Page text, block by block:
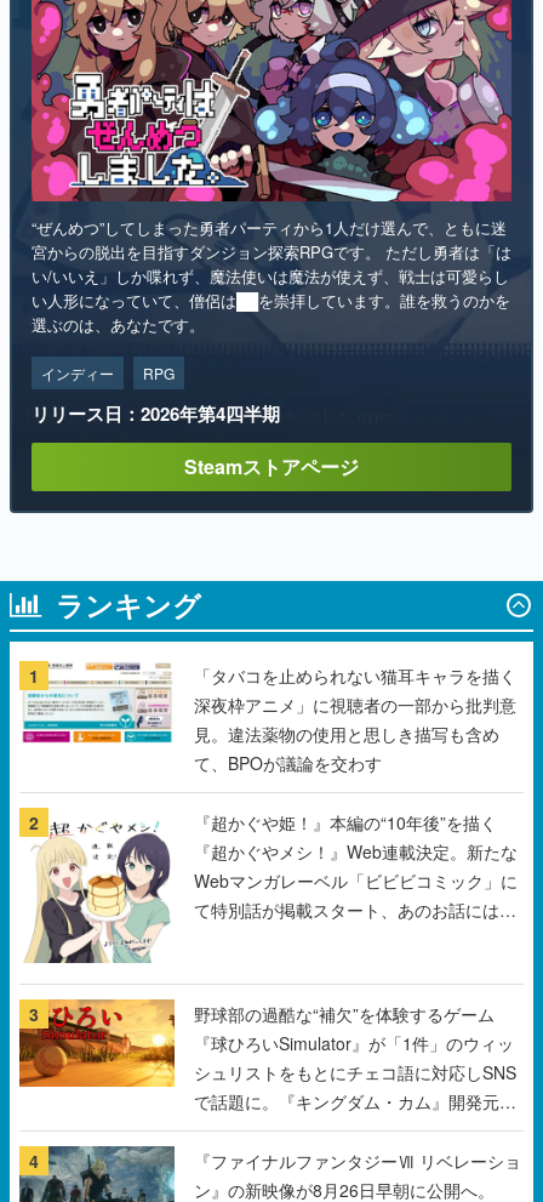
電ファミニコゲーマーとは？
運営：株式会社マレ
“ぜんめつ”してしまった勇者パーティから1人だけ選んで、ともに迷
宮からの脱出を目指すダンジョン探索RPGです。 ただし勇者は「は
い/いいえ」しか喋れず、魔法使いは魔法が使えず、戦士は可愛らし
い人形になっていて、僧侶は██を崇拝しています。誰を救うのかを
選ぶのは、あなたです。
インディー RPG
リリース日：2026年第4四半期
ランキング
1
「タバコを止められない猫耳キャラを描く
深夜枠アニメ」に視聴者の一部から批判意
見。違法薬物の使用と思しき描写も含め
て、BPOが議論を交わす
2
『超かぐや姫！』本編の“10年後”を描く
『超かぐやメシ！』Web連載決定。新たな
Webマンガレーベル「ビビビコミック」に
て特別話が掲載スタート、あのお話には…
まだ続きがある！
3
野球部の過酷な“補欠”を体験するゲーム
シュリストをもとにチェコ語に対応しSNS
で話題に。『キングダム・カム』開発元や
チェコのプロ野球選手から称賛の声
4
『ファイナルファンタジーⅦ リベレーショ
ン』の新映像が8月26日早朝に公開へ。
『FF7』リメイクシリーズの完結編、
「gamescom」のオープニングナイトライ
ブにてディレクターの浜口直樹氏が登壇す